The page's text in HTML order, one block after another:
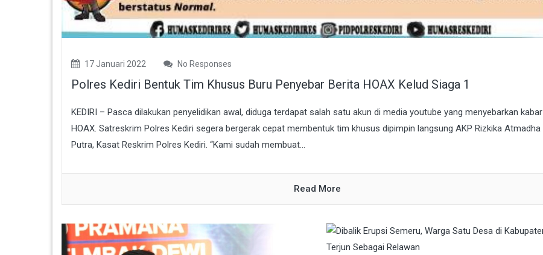
17 Januari 2022 No Responses
Polres Kediri Bentuk Tim Khusus Buru Penyebar Berita HOAX Kelud Siaga 1
KEDIRI – Pasca dilakukan penyelidikan awal, diduga terdapat salah satu akun di media youtube yang menyebarkan kabar
HOAX. Satreskrim Polres Kediri segera bergerak cepat membentuk tim khusus dipimpin langsung AKP Rizkika Atmadha
Putra, Kasat Reskrim Polres Kediri. “Kami sudah membuat...
Read More